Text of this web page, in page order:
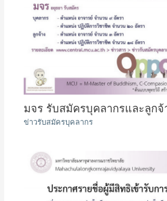
มจร รับสมัครบุคลากรและลูกจ้
ข่าวรับสมัครบุคลากร